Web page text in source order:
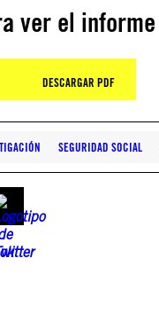
ver el informe
DESCARGAR PDF
SEGURIDAD SOCIAL